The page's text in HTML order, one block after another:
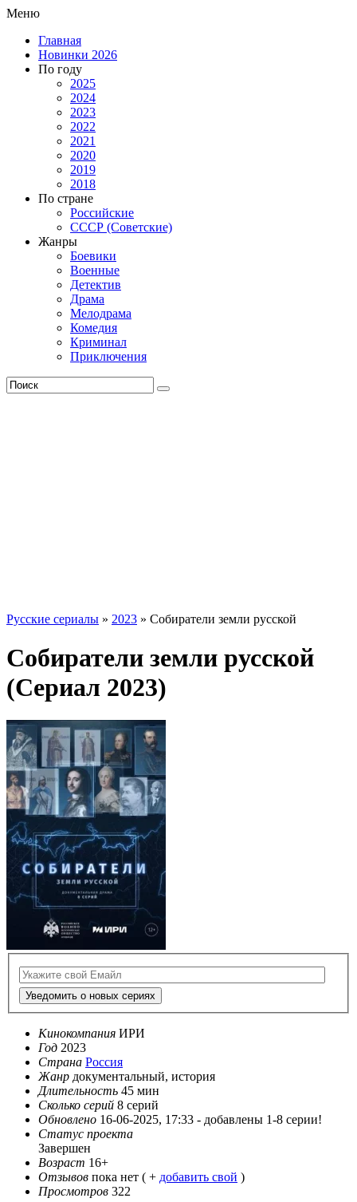
Меню
Главная
Новинки 2026
По году
2025
2024
2023
2022
2021
2020
2019
2018
По стране
Российские
СССР (Советские)
Жанры
Боевики
Военные
Детектив
Драма
Мелодрама
Комедия
Криминал
Приключения
Русские сериалы » 2023 » Собиратели земли русской
Собиратели земли русской
(Сериал 2023)
Уведомить о новых сериях
Кинокомпания ИРИ
Год 2023
Страна Россия
Жанр документальный, история
Длительность 45 мин
Сколько серий 8 серий
Обновлено 16-06-2025, 17:33 - добавлены 1-8 серии!
Статус проекта
Завершен
Возраст 16+
Отзывов пока нет ( + добавить свой )
Просмотров 322